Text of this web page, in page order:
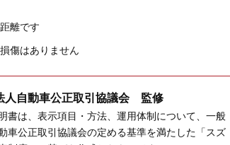
離です
傷はありません
人 自動車公正取引協議会 監修
書は、表示項目・方法、運用体制について、一般
車公正取引協議会の定める基準を満たした「スズ